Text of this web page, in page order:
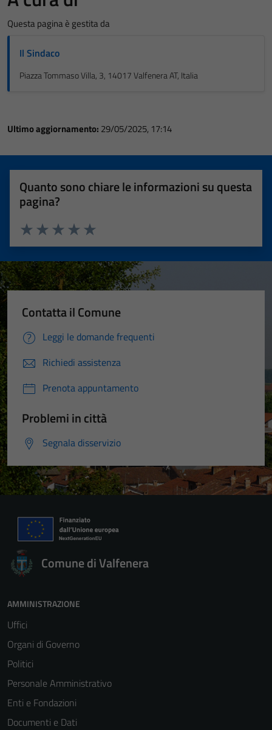
Questa pagina è gestita da
Il Sindaco
Piazza Tommaso Villa, 3, 14017 Valfenera AT, Italia
Ultimo aggiornamento: 29/05/2025, 17:14
Quanto sono chiare le informazioni su questa
pagina?
Valuta 5 stelle su 5
Valuta 4 stelle su 5
Valuta 3 stelle su 5
Valuta 2 stelle su 5
Valuta 1 stelle su 5
Contatta il Comune
Leggi le domande frequenti
Richiedi assistenza
Prenota appuntamento
Problemi in città
Segnala disservizio
Comune di Valfenera
AMMINISTRAZIONE
Uffici
Organi di Governo
Politici
Personale Amministrativo
Enti e Fondazioni
Documenti e Dati